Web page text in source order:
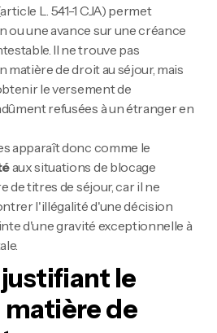
L. 541-1 CJA) permet
une avance sur une créance
Il ne trouve pas
de droit au séjour, mais
le versement de
refusées à un étranger en
apparaît donc comme le
aux situations de blocage
de titres de séjour, car il ne
l'illégalité d'une décision
d'une gravité exceptionnelle à
le
matière de